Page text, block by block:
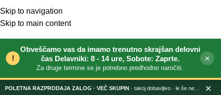
!
Obveščamo vas da imamo trenutno skrajšan delovni
čas Delavniki: 8 - 14 ure, Sobote: Zaprte.
Za druge termine se je potrebno predhodno naročiti.
×
POLETNA RAZPRODAJA ZALOG · takoj dobavljivo · le še nekaj dni ×
Skip to navigation
Skip to main content